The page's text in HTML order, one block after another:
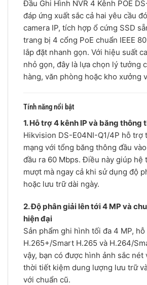
Đầu Ghi Hình NVR 4 Kênh POE
đáp ứng xuất sắc cả hai yêu cầu
camera IP, tích hợp ổ cứng SSD
trang bị 4 cổng PoE chuẩn IEEE
lắp đặt nhanh gọn. Với hiệu suất
nhỏ gọn, đây là lựa chọn lý tưởng
hàng, văn phòng hoặc kho xưởng
Tính năng nổi bật
1. Hỗ trợ 4 kênh IP và băng thông
Hikvision DS-E04NI-Q1/4P hỗ trợ
mạng với tổng băng thông đầu
đầu ra 60 Mbps. Điều này giúp hệ
mượt mà ngay cả khi sử dụng độ
hoặc lưu trữ dài ngày.
2. Độ phân giải lên tới 4 MP và
hiện đại
Sản phẩm ghi hình tối đa 4 MP,
H.265+/Smart H.265 và H.264/
vậy, bạn có được hình ảnh sắc nét
thời tiết kiệm dung lượng lưu trữ
với chuẩn cũ.